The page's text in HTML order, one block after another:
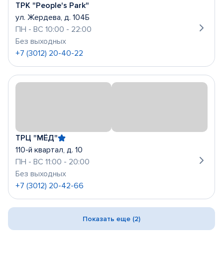
ТРК "People's Park"
ул. Жердева, д. 104Б
ПН - ВС 10:00 - 22:00
Без выходных
+7 (3012) 20-40-22
ТРЦ "МЁД"
110-й квартал, д. 10
ПН - ВС 11:00 - 20:00
Без выходных
+7 (3012) 20-42-66
Показать еще (2)